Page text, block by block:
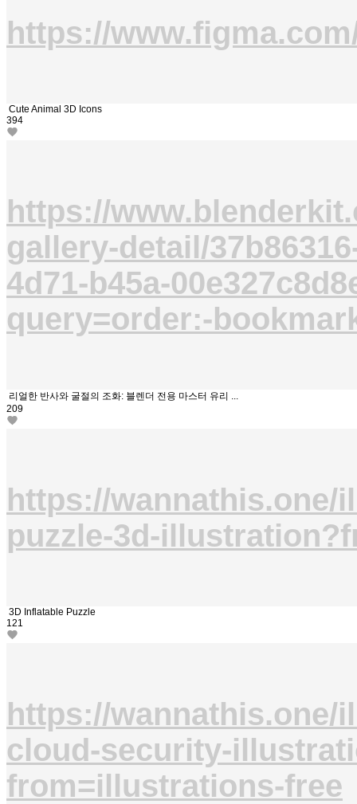
https://
Cute Animal 3D Icons
394
https://
gallery-detail/
4d71-b45a-
query=order:-
리얼한 반사와 굴절의 조화: 블렌더 전용 마스터 유리 ...
209
https://
puzzle-3d-
3D Inflatable Puzzle
121
https://wannathis.one/
cloud-security-
from=illustrations-free